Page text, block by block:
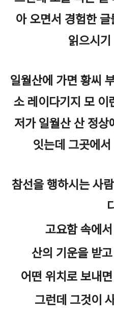
아 오면서 경험한
읽으시
일월산에 가면 황씨
소 레이다기지 모 이
저가 일월산 산 정상
잇는데 그곳에
참선을 행하시는 사
고요함 속에
산의 기운을 받
어떤 위치로 보내
그런데 그것이